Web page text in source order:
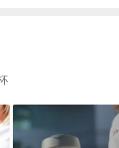
14cm(H)
steel